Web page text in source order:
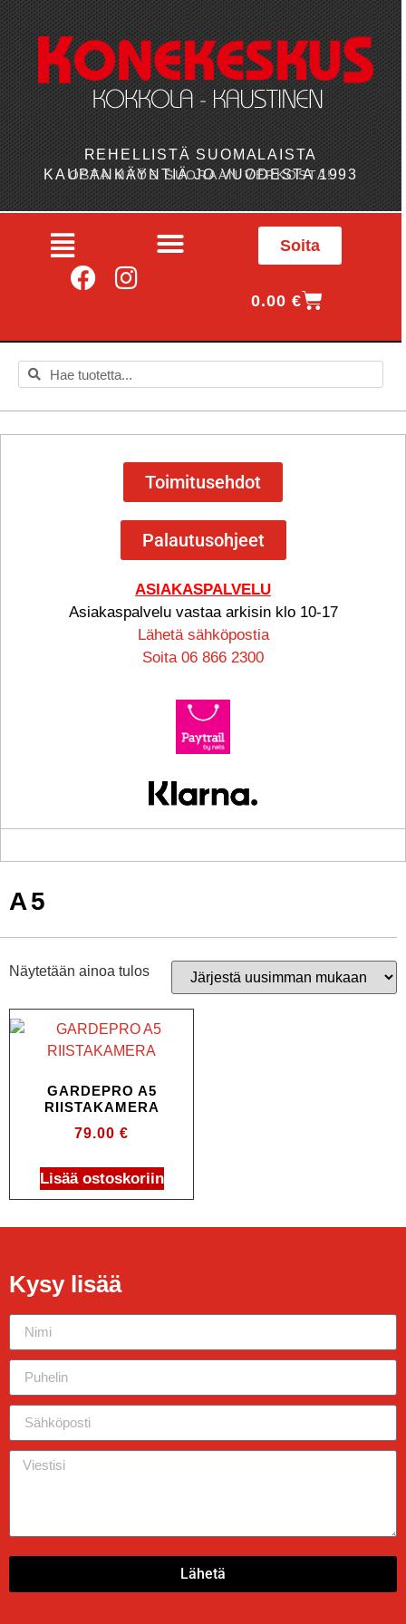
REHELLISTÄ SUOMALAISTA
KAUPANKÄYNTIÄ JO VUODESTA 1993
OSTA MYÖS SUORAAN VERKOSTA!
Soita
0.00€
Toimitusehdot
Palautusohjeet
ASIAKASPALVELU
Asiakaspalvelu vastaa arkisin klo 10-17
Lähetä sähköpostia
Soita 06 866 2300
A5
Näytetään ainoa tulos
GARDEPRO A5
RIISTAKAMERA
79.00 €
Lisää ostoskoriin
Kysy lisää
Lähetä